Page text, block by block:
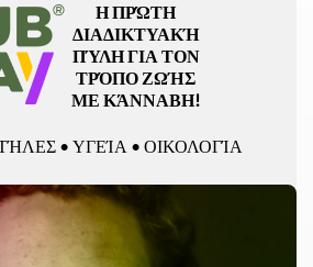
Η ΠΡΏΤΗ
ΔΙΑΔΙΚΤΥΑΚΉ
ΠΎΛΗ ΓΙΑ ΤΟΝ
ΤΡΌΠΟ ΖΩΉΣ
ΜΕ ΚΆΝΝΑΒΗ!
• ΥΓΕΊΑ • ΟΙΚΟΛΟΓΊΑ